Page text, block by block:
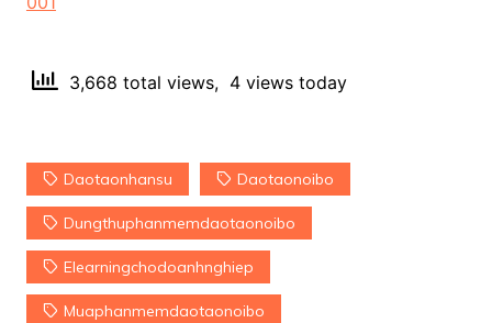
3,668 total views, 4 views today
Daotaonhansu Daotaonoibo
Dungthuphanmemdaotaonoibo
Elearningchodoanhnghiep
Muaphanmemdaotaonoibo